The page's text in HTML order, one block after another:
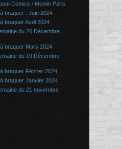
Comics / Momie Paris
braquer : Juin 2024
braquer Avril 2024
du 26 Décembre
braquer Mars 2024
du 19 Décembre
braquer Février 2024
braquer Janvier 2024
du 21 novembre